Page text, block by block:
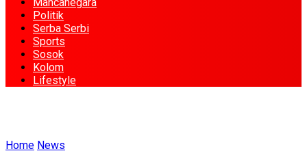
Politik
Serba Serbi
Sports
Sosok
Kolom
Lifestyle
Home News